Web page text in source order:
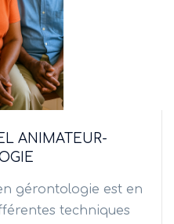
ANIMATEUR-
gérontologie est en
techniques